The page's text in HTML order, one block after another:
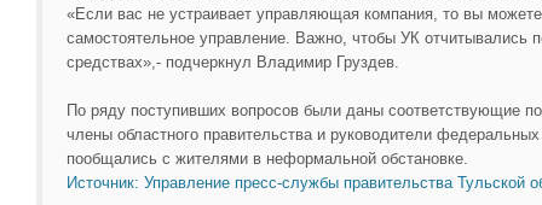
«Если вас не устраивает управляющая компания, то вы
самостоятельное управление. Важно, чтобы УК отчитывались
средствах»,- подчеркнул Владимир Груздев.
По ряду поступивших вопросов были даны соответствующие
члены областного правительства и руководители
пообщались с жителями в неформальной обстановке.
Источник: Управление пресс-службы правительства Тульской